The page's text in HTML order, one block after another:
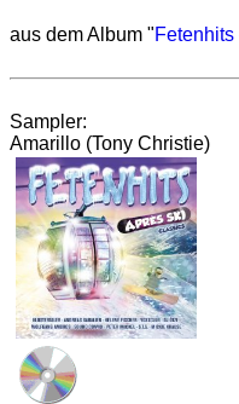
aus dem Album "
Sampler:
Amarillo (Tony Christie)